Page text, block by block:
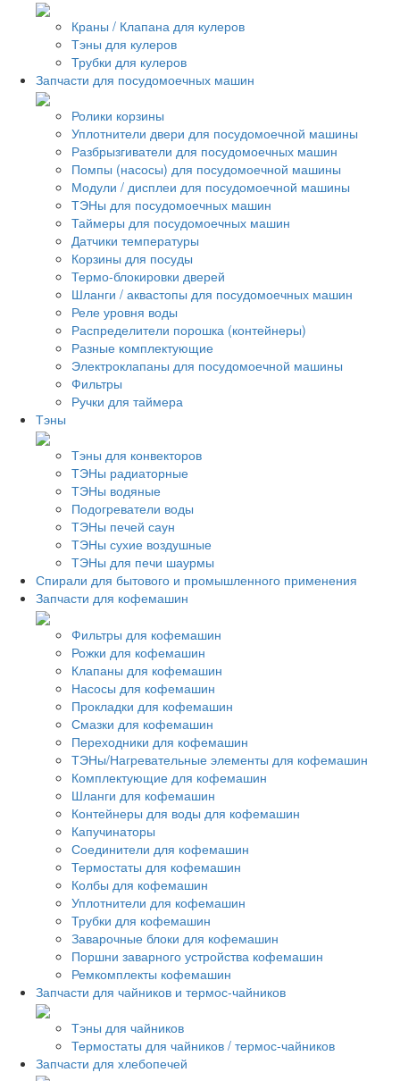
Краны / Клапана для кулеров
Тэны для кулеров
Трубки для кулеров
Запчасти для посудомоечных машин
Ролики корзины
Уплотнители двери для посудомоечной машины
Разбрызгиватели для посудомоечных машин
Помпы (насосы) для посудомоечной машины
Модули / дисплеи для посудомоечной машины
ТЭНы для посудомоечных машин
Таймеры для посудомоечных машин
Датчики температуры
Корзины для посуды
Термо-блокировки дверей
Шланги / аквастопы для посудомоечных машин
Реле уровня воды
Распределители порошка (контейнеры)
Разные комплектующие
Электроклапаны для посудомоечной машины
Фильтры
Ручки для таймера
Тэны
Тэны для конвекторов
ТЭНы радиаторные
ТЭНы водяные
Подогреватели воды
ТЭНы печей саун
ТЭНы сухие воздушные
ТЭНы для печи шаурмы
Спирали для бытового и промышленного применения
Запчасти для кофемашин
Фильтры для кофемашин
Рожки для кофемашин
Клапаны для кофемашин
Насосы для кофемашин
Прокладки для кофемашин
Смазки для кофемашин
Переходники для кофемашин
ТЭНы/Нагревательные элементы для кофемашин
Комплектующие для кофемашин
Шланги для кофемашин
Контейнеры для воды для кофемашин
Капучинаторы
Соединители для кофемашин
Термостаты для кофемашин
Колбы для кофемашин
Уплотнители для кофемашин
Трубки для кофемашин
Заварочные блоки для кофемашин
Поршни заварного устройства кофемашин
Ремкомплекты кофемашин
Запчасти для чайников и термос-чайников
Тэны для чайников
Термостаты для чайников / термос-чайников
Запчасти для хлебопечей